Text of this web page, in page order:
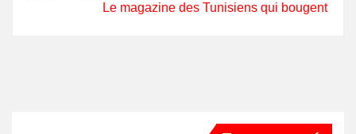
Le magazine des Tunisiens qui bougent